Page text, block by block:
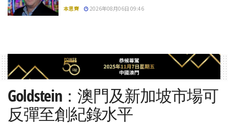
本思齊 2026年08月06日 09:46
Goldstein：澳門及新加坡市場可
反彈至創紀錄水平